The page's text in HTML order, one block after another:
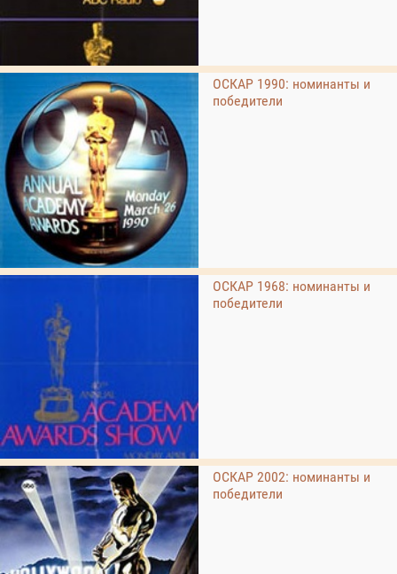
ОСКАР 1990: номинанты и
победители
ОСКАР 1968: номинанты и
победители
ОСКАР 2002: номинанты и
победители